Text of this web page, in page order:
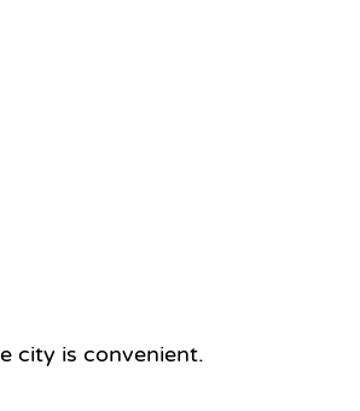
city is convenient.